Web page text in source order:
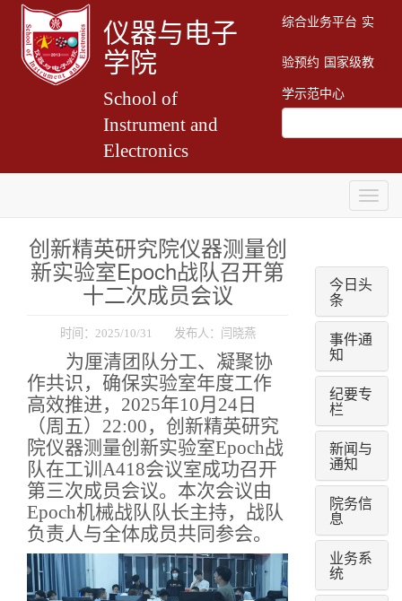
仪器与电子
学院
School of
Instrument and
Electronics
综合业务平台 实
验预约 国家级教
学示范中心
创新精英研究院仪器测量创
新实验室Epoch战队召开第
十二次成员会议
时间：2025/10/31 发布人：闫晓燕
为厘清团队分工、凝聚协
作共识，确保实验室年度工作
高效推进， 2025年10月 24 日
（周 五） 22:00，创新精英研究
院仪器测量创新实验室Epoch战
队在工训A418会议室成功召开
第三次成员会议。本次会议由
Epoch机械战队队长主持，战队
负责人与全体成员共同参会。
今日头
条
事件通
知
纪要专
栏
新闻与
通知
院务信
息
业务系
统